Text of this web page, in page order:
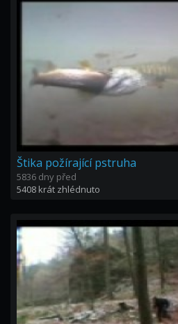
Štika požírající pstruha
5836 dny před
5408 krát zhlédnuto